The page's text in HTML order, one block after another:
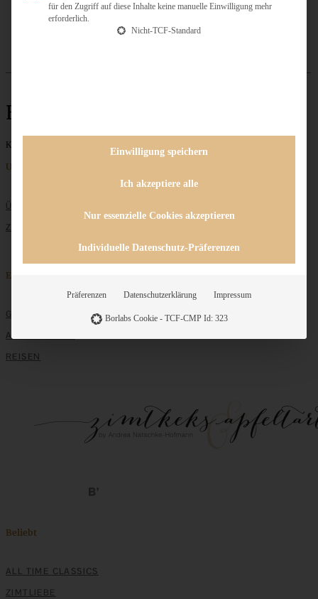
English Muffins
Keine Beiträge gefunden
Unternehmen
ÜBER MICH
ZUSAMMENARBEIT
Entdecken
GRUNDLAGEN
ALLE REZEPTE
REISEN
Beliebt
ALL TIME CLASSICS
ZIMTLIEBE
für den Zugriff auf diese Inhalte keine manuelle Einwilligung mehr
erforderlich.
Nicht-TCF-Standard
Einwilligung speichern
Ich akzeptiere alle
Nur essenzielle Cookies akzeptieren
Individuelle Datenschutz-Präferenzen
Präferenzen Datenschutzerklärung Impressum
Borlabs Cookie - TCF-CMP Id: 323